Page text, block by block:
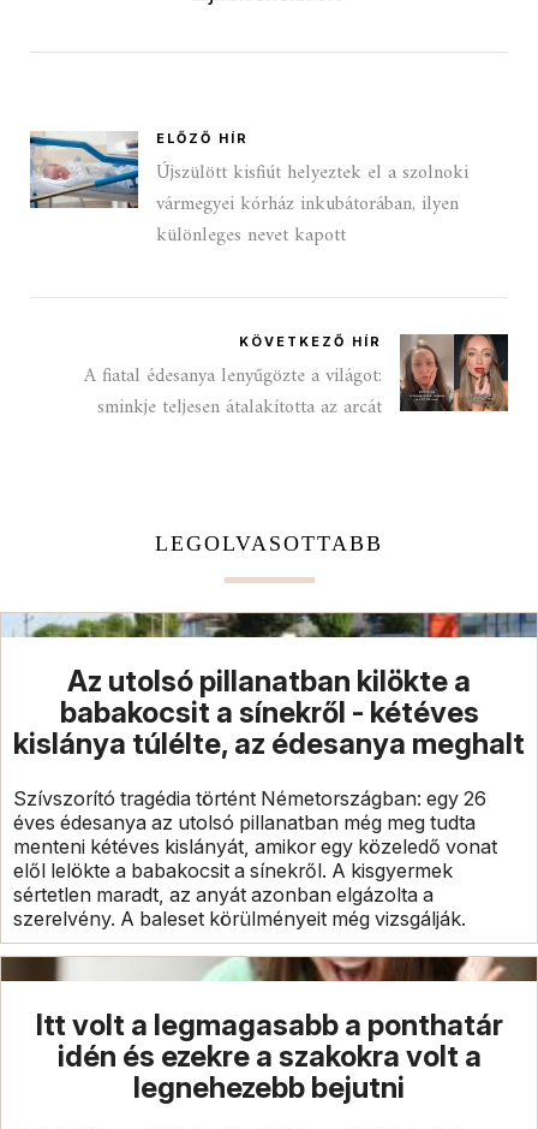
ELŐZŐ HÍR
Újszülött kisfiút helyeztek el a szolnoki
vármegyei kórház inkubátorában, ilyen
különleges nevet kapott
KÖVETKEZŐ HÍR
A fiatal édesanya lenyűgözte a világot:
sminkje teljesen átalakította az arcát
LEGOLVASOTTABB
Az utolsó pillanatban kilökte a
babakocsit a sínekről - kétéves
kislánya túlélte, az édesanya meghalt
Szívszorító tragédia történt Németországban: egy 26
éves édesanya az utolsó pillanatban még meg tudta
menteni kétéves kislányát, amikor egy közeledő vonat
elől lelökte a babakocsit a sínekről. A kisgyermek
sértetlen maradt, az anyát azonban elgázolta a
szerelvény. A baleset körülményeit még vizsgálják.
Itt volt a legmagasabb a ponthatár
idén és ezekre a szakokra volt a
legnehezebb bejutni